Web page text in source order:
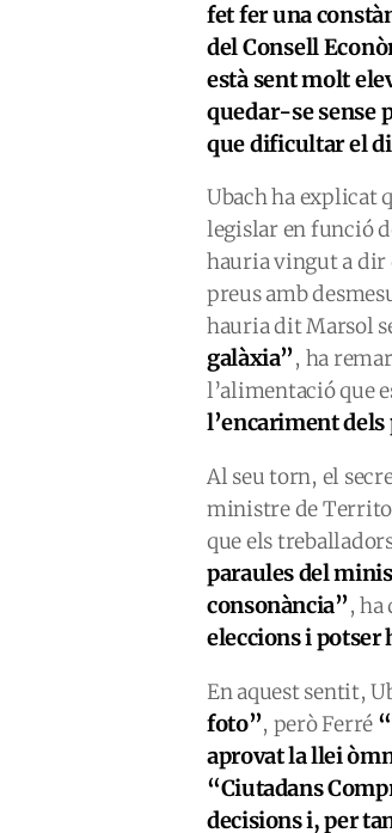
fet fer una
del Consell
està sent molt
quedar-se sense
que dificultar el
Ubach ha explicat
legislar en funció
hauria vingut a dir
preus amb
hauria dit Marsol
galàxia”, ha
l’alimentació que
l’encariment dels
Al seu torn, el
ministre de
que els
paraules del
consonància”, ha
eleccions i potser
En aquest sentit,
foto”, però Ferré
aprovat la llei
“Ciutadans
decisions i, per